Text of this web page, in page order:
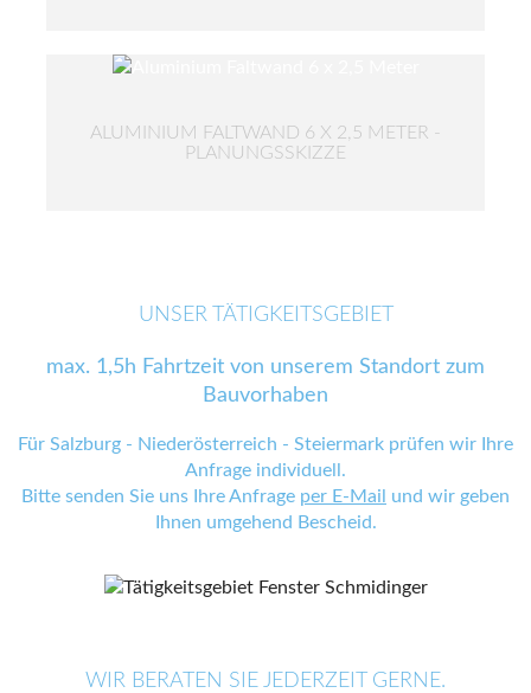
ALUMINIUM FALTWAND 6 X 2,5 METER -
PLANUNGSSKIZZE
UNSER TÄTIGKEITSGEBIET
max. 1,5h Fahrtzeit von unserem Standort zum
Bauvorhaben
Für Salzburg - Niederösterreich - Steiermark prüfen wir Ihre
Anfrage individuell.
Bitte senden Sie uns Ihre Anfrage per E-Mail
und wir geben
Ihnen umgehend Bescheid.
WIR BERATEN SIE JEDERZEIT GERNE.